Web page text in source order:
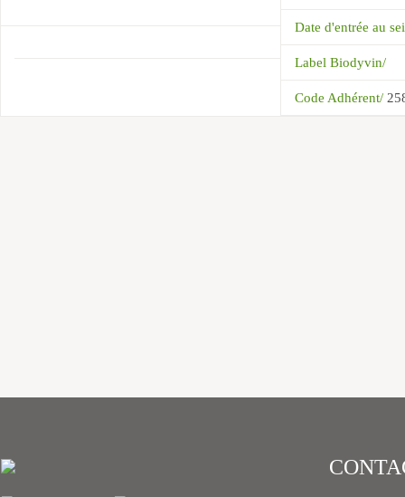
Date d'entrée au
Label Biodyvin/
Code Adhérent/